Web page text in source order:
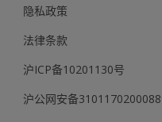
隐私政策
法律条款
沪ICP备10201130号
沪公网安备